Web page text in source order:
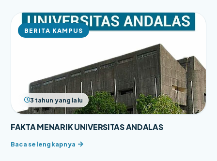
BERITA KAMPUS
3 tahun yang lalu
FAKTA MENARIK UNIVERSITAS ANDALAS